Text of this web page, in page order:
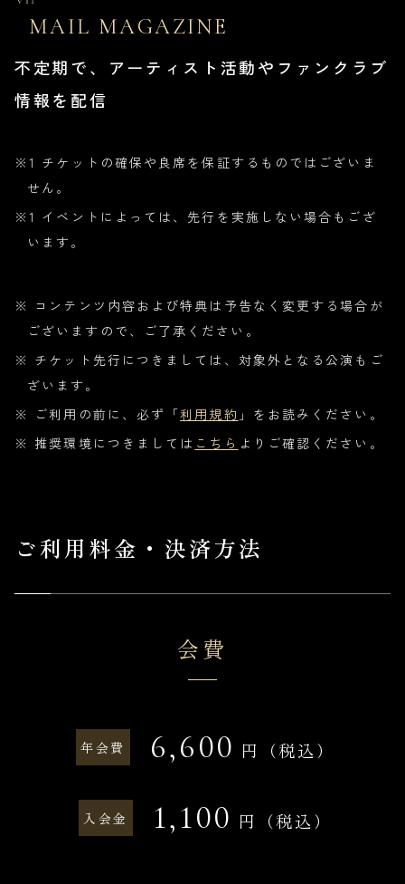
MAIL MAGAZINE
不定期で、アーティスト活動やファンクラブ
情報を配信
※1 チケットの確保や良席を保証するものではございま
せん。
※1 イベントによっては、先行を実施しない場合もござ
います。
※ コンテンツ内容および特典は予告なく変更する場合が
ございますので、ご了承ください。
※ チケット先行につきましては、対象外となる公演もご
ざいます。
※ ご利用の前に、必ず「利用規約 」をお読みください。
※ 推奨環境につきましては こちら よりご確認ください。
ご利用料金・決済方法
会費
年会費 6,600 円（税込）
入会金 1,100 円（税込）